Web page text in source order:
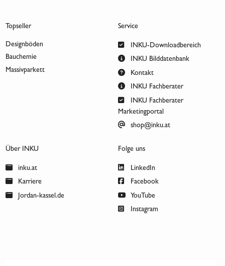
Topseller
Designböden
Bauchemie
Massivparkett
Service
INKU-Downloadbereich
INKU Bilddatenbank
Kontakt
INKU Fachberater
INKU Fachberater
Marketingportal
shop@inku.at
Über INKU
inku.at
Karriere
Jordan-kassel.de
Folge uns
LinkedIn
Facebook
YouTube
Instagram